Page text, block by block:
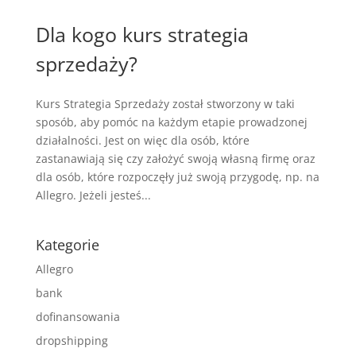
Dla kogo kurs strategia
sprzedaży?
Kurs Strategia Sprzedaży został stworzony w taki
sposób, aby pomóc na każdym etapie prowadzonej
działalności. Jest on więc dla osób, które
zastanawiają się czy założyć swoją własną firmę oraz
dla osób, które rozpoczęły już swoją przygodę, np. na
Allegro. Jeżeli jesteś...
Kategorie
Allegro
bank
dofinansowania
dropshipping